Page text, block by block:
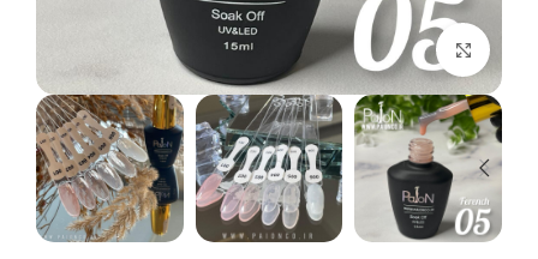
بزرگنمایی تصویر